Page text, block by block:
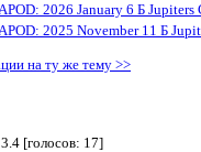
2026 January 6 Б
APOD: 2025 November 11 Б
на ту же тему >>
3.4 [голосов: 17]